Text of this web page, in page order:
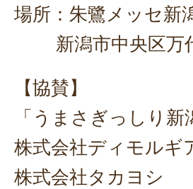
場所：朱鷺メッセ新
新潟市中央区万
【協賛】
「うまさぎっしり
株式会社ディモルギ
株式会社タカヨシ